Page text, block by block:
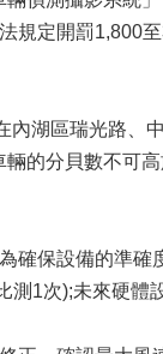
規定開罰1,800
湖區瑞光路、
的分貝數不可
確保設備的準確
1次);未來硬體